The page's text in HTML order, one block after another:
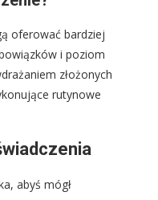
oferować bardziej
i poziom
złożonych
rutynowe
abyś mógł